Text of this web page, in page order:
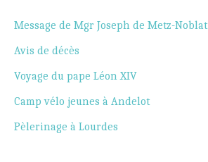
Message de Mgr Joseph de Metz-Noblat
Avis de décès
Voyage du pape Léon XIV
Camp vélo jeunes à Andelot
Pèlerinage à Lourdes